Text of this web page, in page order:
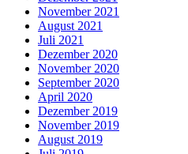
November 2021
August 2021
Juli 2021
Dezember 2020
November 2020
September 2020
April 2020
Dezember 2019
November 2019
August 2019